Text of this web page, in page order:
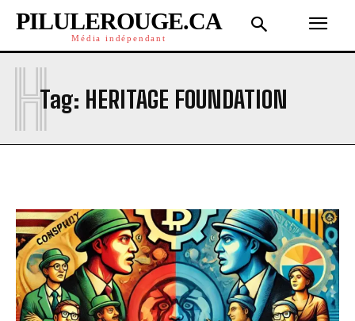
PILULEROUGE.CA
Média indépendant
Tag: HERITAGE FOUNDATION
H